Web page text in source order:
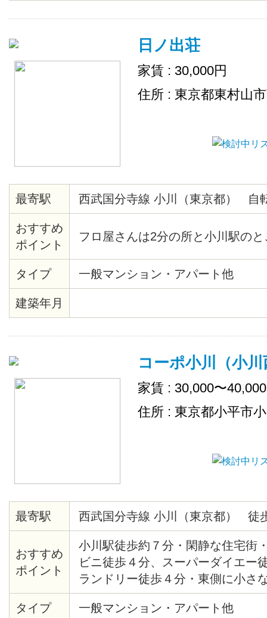
日ノ出荘
家賃 : 30,000円
住所 : 東京都東村山
最寄駅 西武国分寺線 小川（東京都） 自
おすすめ
ポイント
フロ屋さんは2分の所と小川駅の
タイプ 一般マンション・アパート他
建築年月
コーポ小川（小
家賃 : 30,000〜
住所 : 東京都小平市
最寄駅 西武国分寺線 小川（東京都） 徒
おすすめ
ポイント
小川駅徒歩約７分・閑静な住宅街
ビニ徒歩４分、スーパーダイエー
ランドリー徒歩４分・東側に小さ
イレ別・和室にジュータンを敷け
なります・台所が4.5畳
タイプ 一般マンション・アパート他